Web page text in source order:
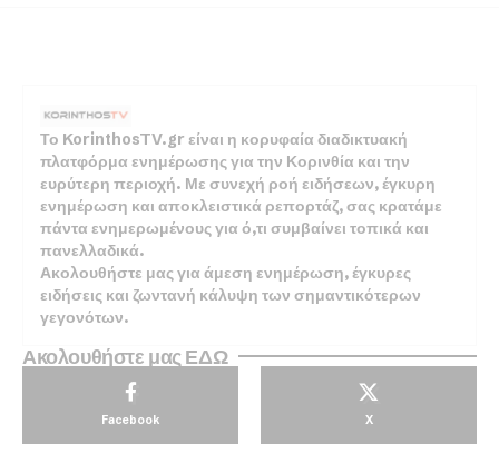
Το KorinthosTV.gr είναι η κορυφαία διαδικτυακή
πλατφόρμα ενημέρωσης για την Κορινθία και την
ευρύτερη περιοχή. Με συνεχή ροή ειδήσεων, έγκυρη
ενημέρωση και αποκλειστικά ρεπορτάζ, σας κρατάμε
πάντα ενημερωμένους για ό,τι συμβαίνει τοπικά και
πανελλαδικά.
Ακολουθήστε μας για άμεση ενημέρωση, έγκυρες
ειδήσεις και ζωντανή κάλυψη των σημαντικότερων
γεγονότων.
Ακολουθήστε μας ΕΔΩ
Facebook X